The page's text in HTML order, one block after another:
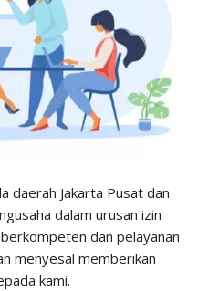
daerah Jakarta Pusat dan
dalam urusan izin
dan pelayanan
menyesal memberikan
kami.